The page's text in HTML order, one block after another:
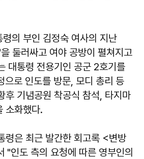
의 부인 김정숙 여사의 지난
둘러싸고 여야 공방이 펼쳐지고
대통령 전용기인 공군 2호기를
로 인도를 방문, 모디 총리 등
후 기념공원 착공식 참석, 타지마
소화했다.
령은 최근 발간한 회고록 <변방
"인도 측의 요청에 따른 영부인의